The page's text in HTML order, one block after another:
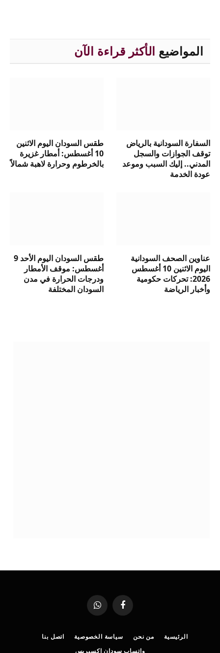
المواضيع الأكثر قراءة الآن
السفارة السودانية بالرياض
توقف الجوازات والسجل
المدني.. إليك السبب وموعد
عودة الخدمة
طقس السودان اليوم الاثنين
10 أغسطس: أمطار غزيرة
بالخرطوم وحرارة لاهبة شمالاً
عناوين الصحف السودانية
اليوم الاثنين 10 أغسطس
2026: تحركات حكومية
وأخبار الرياضة
طقس السودان اليوم الأحد 9
أغسطس: موقف الأمطار
ودرجات الحرارة في مدن
السودان المختلفة
فيسبوك واتساب
الرئيسية من نحن سياسة الخصوصية
اتصل بنا
واتساب سودان إكسبريس